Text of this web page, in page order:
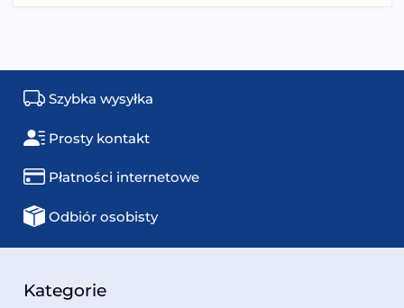
Szybka wysyłka
Prosty kontakt
Płatności internetowe
Odbiór osobisty
Kategorie